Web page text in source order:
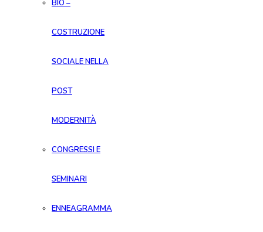
BIO –
COSTRUZIONE
SOCIALE NELLA
POST
MODERNITÀ
CONGRESSI E
SEMINARI
ENNEAGRAMMA